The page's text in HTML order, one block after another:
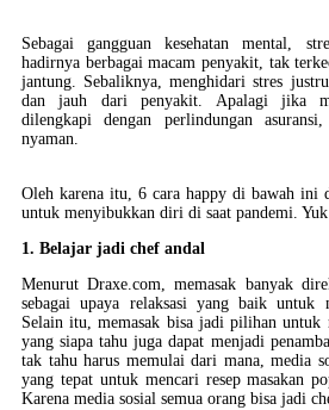
Sebagai gangguan kesehatan mental,
hadirnya berbagai macam penyakit, tak
jantung. Sebaliknya, menghidari stres
dan jauh dari penyakit. Apalagi jika
dilengkapi dengan perlindungan
nyaman.
Oleh karena itu, 6 cara happy di bawah ini
untuk menyibukkan diri di saat pandemi.
1. Belajar jadi chef andal
Menurut Draxe.com, memasak banyak
sebagai upaya relaksasi yang baik untuk
Selain itu, memasak bisa jadi pilihan untuk
yang siapa tahu juga dapat menjadi
tak tahu harus memulai dari mana, media
yang tepat untuk mencari resep masakan
Karena media sosial semua orang bisa jadi